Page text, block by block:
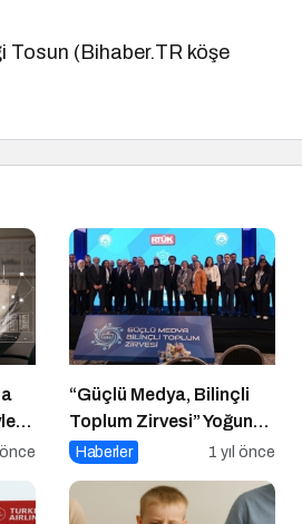
Tosun (Bihaber.TR köşe
“Güçlü Medya, Bilinçli
Toplum Zirvesi” Yoğun
Katılımla Gerçekleşti
Haberler 1 yıl önce